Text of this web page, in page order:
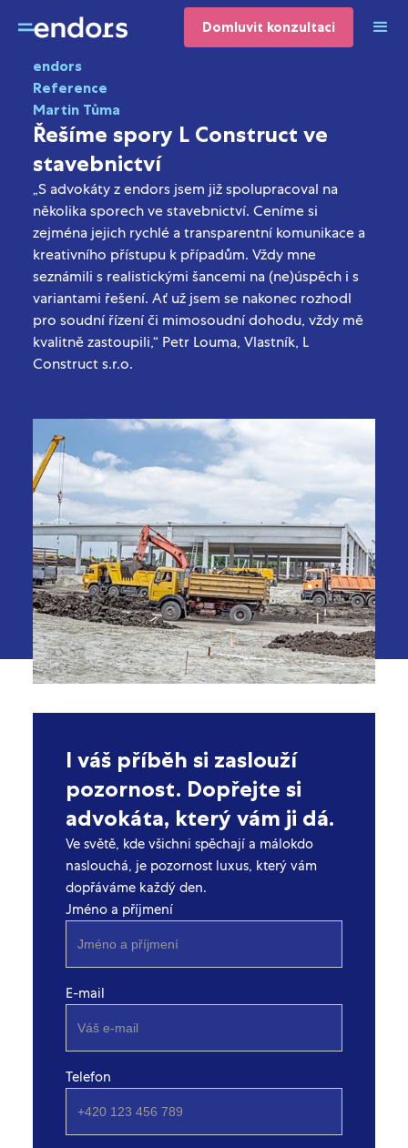
Domluvit konzultaci
endors
Reference
Martin Tůma
Řešíme spory L Construct ve
stavebnictví
„S advokáty z endors jsem již spolupracoval na
několika sporech ve stavebnictví. Ceníme si
zejména jejich rychlé a transparentní komunikace a
kreativního přístupu k případům. Vždy mne
seznámili s realistickými šancemi na (ne)úspěch i s
variantami řešení. Ať už jsem se nakonec rozhodl
pro soudní řízení či mimosoudní dohodu, vždy mě
kvalitně zastoupili,“ Petr Louma, Vlastník, L
Construct s.r.o.
I váš příběh si zaslouží
pozornost. Dopřejte si
advokáta, který vám ji dá.
Ve světě, kde všichni spěchají a málokdo
naslouchá, je pozornost luxus, který vám
dopřáváme každý den.
Jméno a příjmení
E-mail
Telefon